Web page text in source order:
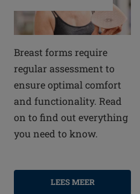
Breast forms require
regular assessment to
ensure optimal comfort
and functionality. Read
on to find out everything
you need to know.
LEES MEER